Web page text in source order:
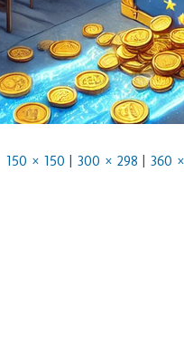
150 × 150 300 × 298 360